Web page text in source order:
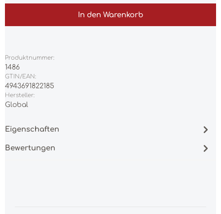
In den Warenkorb
Produktnummer:
1486
GTIN/EAN:
4943691822185
Hersteller:
Global
Eigenschaften
Bewertungen